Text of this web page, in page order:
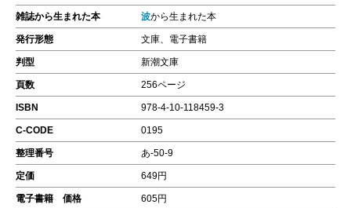
雑誌から生まれた本 波から生まれた本
発行形態 文庫、電子書籍
判型 新潮文庫
頁数 256ページ
ISBN 978-4-10-118459-3
C-CODE 0195
整理番号 あ-50-9
定価 649円
電子書籍 価格 605円